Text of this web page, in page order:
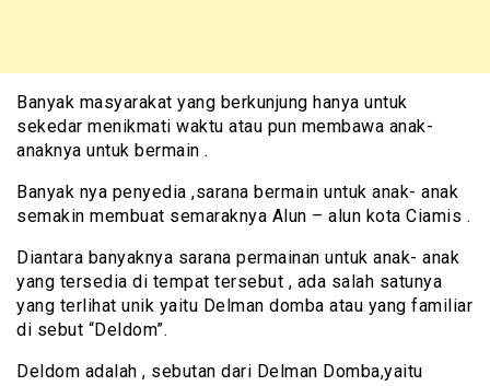
Banyak masyarakat yang berkunjung hanya untuk
sekedar menikmati waktu atau pun membawa anak-
anaknya untuk bermain .
Banyak nya penyedia ,sarana bermain untuk anak- anak
semakin membuat semaraknya Alun – alun kota Ciamis .
Diantara banyaknya sarana permainan untuk anak- anak
yang tersedia di tempat tersebut , ada salah satunya
yang terlihat unik yaitu Delman domba atau yang familiar
di sebut “Deldom”.
Deldom adalah , sebutan dari Delman Domba,yaitu